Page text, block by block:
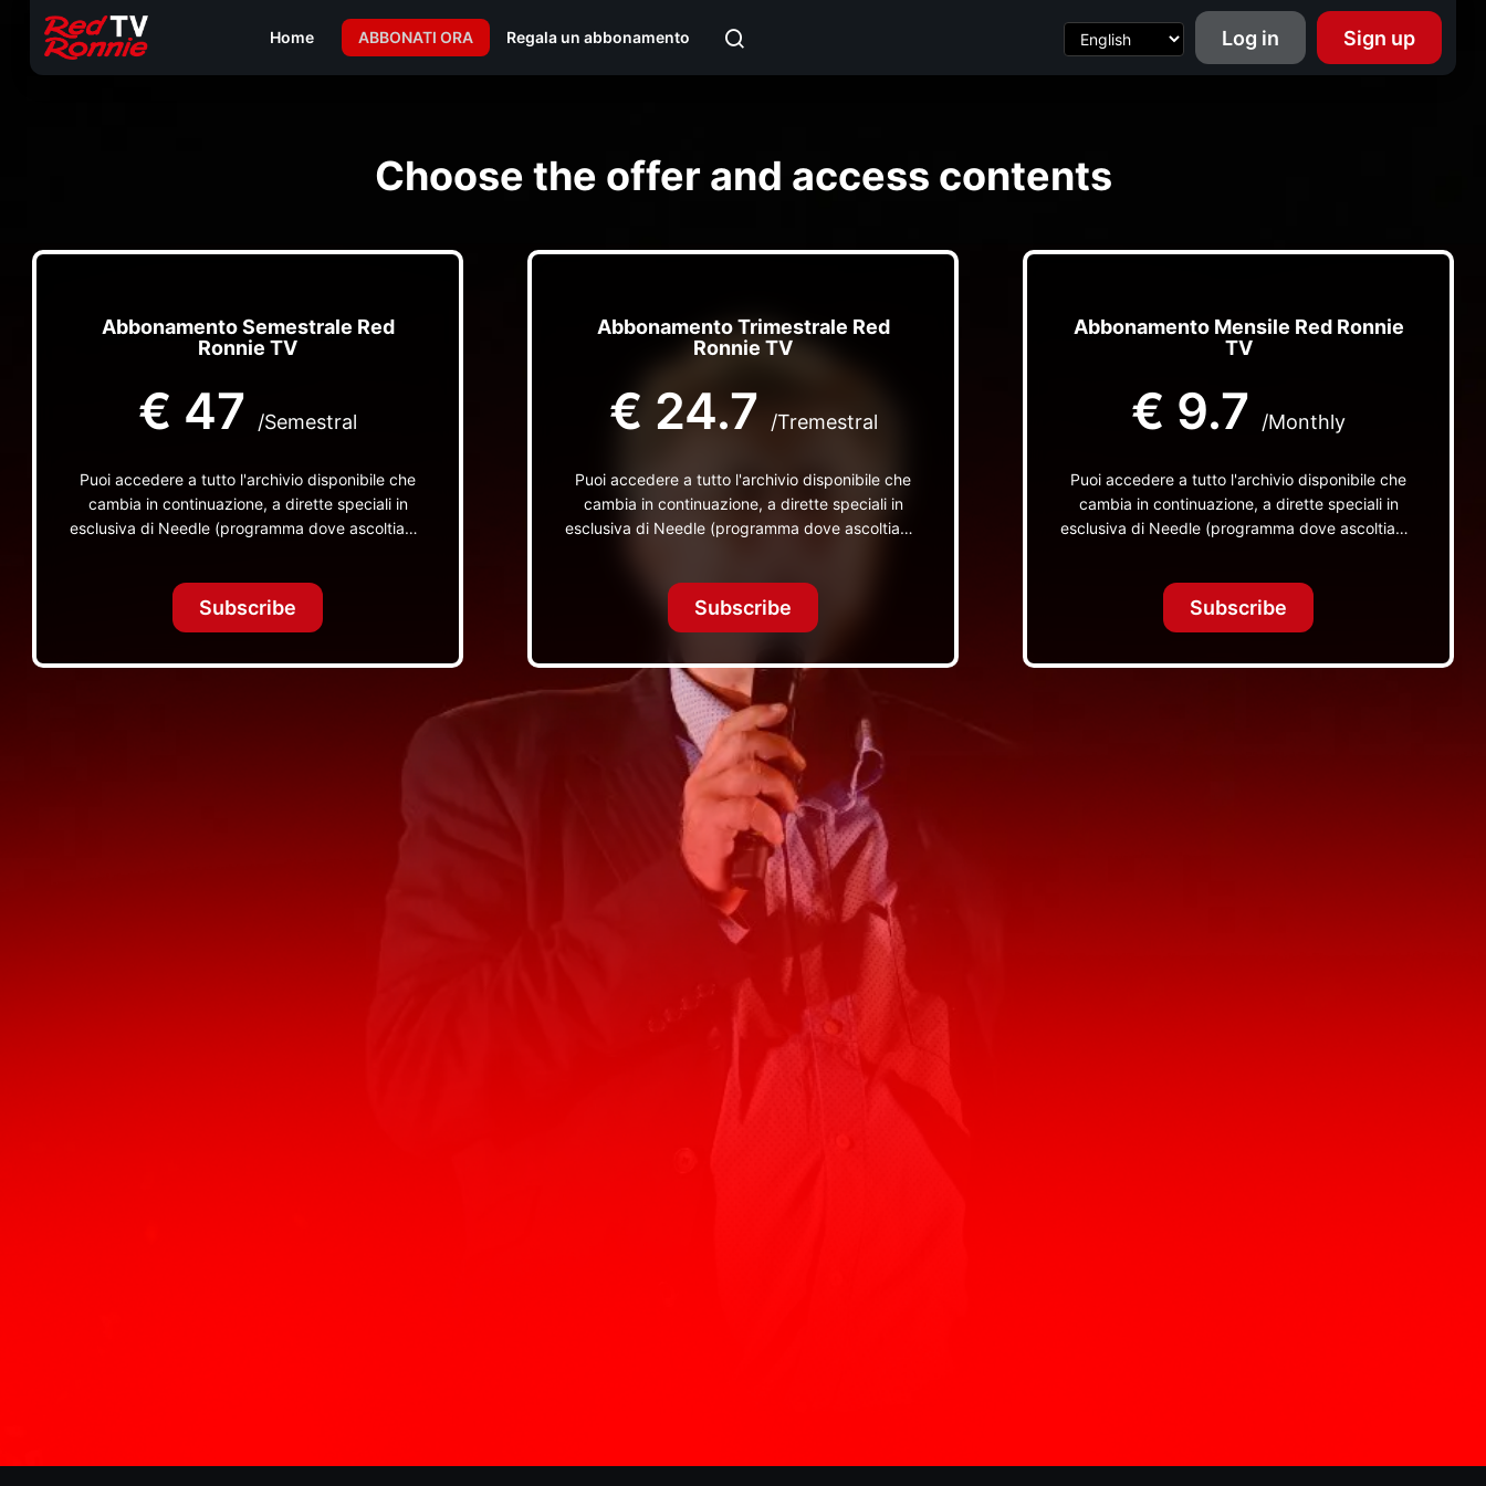
Home ABBONATI ORA Regala un abbonamento Log in Sign up
Choose the offer and access contents
Abbonamento Semestrale Red
Ronnie TV
€ 47 /Semestral
Puoi accedere a tutto l'archivio disponibile che
cambia in continuazione, a dirette speciali in
esclusiva di Needle (programma dove ascoltiamo
TV non visibili da nessuna altra parte
Subscribe
Abbonamento Trimestrale Red
Ronnie TV
€ 24.7 /Tremestral
Puoi accedere a tutto l'archivio disponibile che
cambia in continuazione, a dirette speciali in
esclusiva di Needle (programma dove ascoltiamo
TV non visibili da nessuna altra parte
Subscribe
Abbonamento Mensile Red Ronnie
TV
€ 9.7 /Monthly
Puoi accedere a tutto l'archivio disponibile che
cambia in continuazione, a dirette speciali in
esclusiva di Needle (programma dove ascoltiamo
TV non visibili da nessuna altra parte
Subscribe